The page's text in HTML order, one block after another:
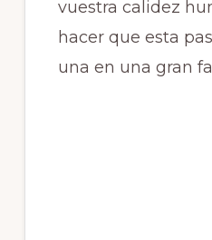
vuestra calidez
hacer que esta
una en una gran